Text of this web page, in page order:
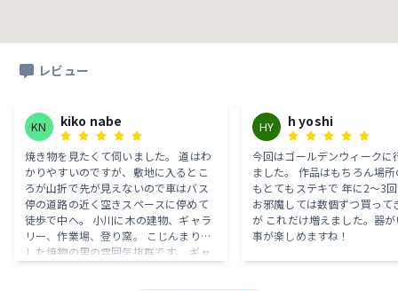
レビュー
KN kiko nabe
焼き物を見たくて伺いました。 道はわ
かりやすいのですが、敷地に入るとこ
ろが山折で先が見えないので車はバス
停の道路の近く空きスペースに停めて
徒歩で中へ。 小川に木の建物、ギャラ
リー、作業場、登り窯。 こじんまりと
した焼物の里の雰囲気抜群です。 ギャ
HY h yoshi
今回はゴールデンウィークに
ました。 作品はもちろん場
もとてもステキで 年に2～3
お邪魔しては数個ずつ買って
が これだけ増えました。器
事が楽しめますね！